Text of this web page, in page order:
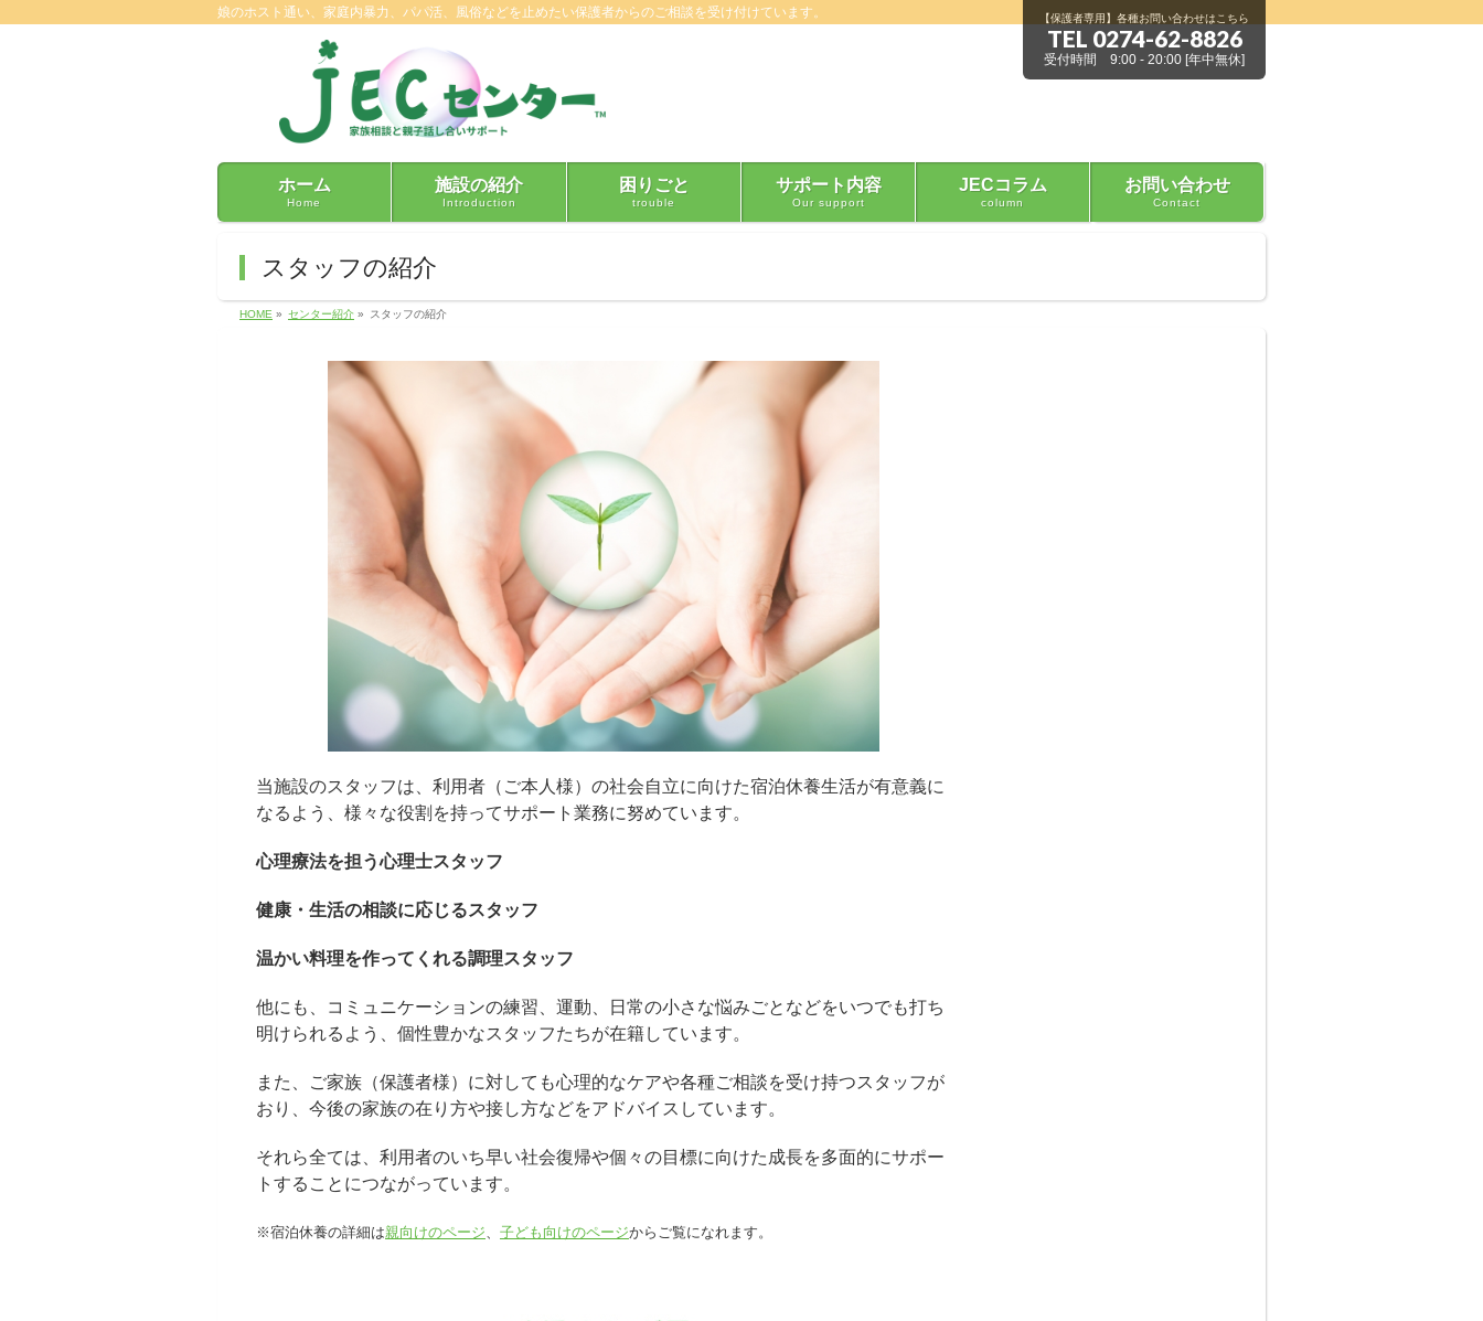
娘のホスト通い、家庭内暴力、パパ活、風俗などを止めたい保護者からのご相談を受け付けています。 【保護者専用】各種お問い合わせはこちら
TEL 0274-62-8826
受付時間 9:00 - 20:00 [年中無休]
ホーム
Home
施設の紹介
Introduction
困りごと
trouble
サポート内容
Our support
JECコラム
column
お問い合わせ
Contact
スタッフの紹介
HOME » センター紹介 » スタッフの紹介
当施設のスタッフは、利用者（ご本人様）の社会自立に向けた宿泊休養生活が有意義に
なるよう、様々な役割を持ってサポート業務に努めています。
心理療法を担う心理士スタッフ
健康・生活の相談に応じるスタッフ
温かい料理を作ってくれる調理スタッフ
他にも、コミュニケーションの練習、運動、日常の小さな悩みごとなどをいつでも打ち
明けられるよう、個性豊かなスタッフたちが在籍しています。
また、ご家族（保護者様）に対しても心理的なケアや各種ご相談を受け持つスタッフが
おり、今後の家族の在り方や接し方などをアドバイスしています。
それら全ては、利用者のいち早い社会復帰や個々の目標に向けた成長を多面的にサポー
トすることにつながっています。
※宿泊休養の詳細は親向けのページ 子ども向けのページからご覧になれます。